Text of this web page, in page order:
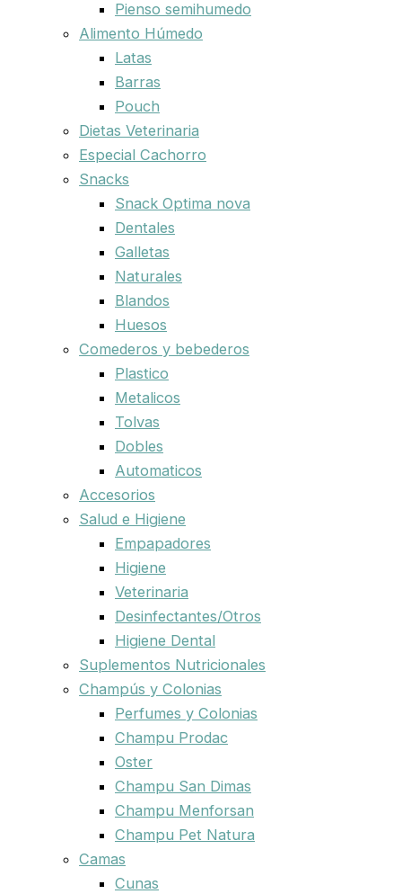
Pienso semihumedo
Alimento Húmedo
Latas
Barras
Pouch
Dietas Veterinaria
Especial Cachorro
Snacks
Snack Optima nova
Dentales
Galletas
Naturales
Blandos
Huesos
Comederos y bebederos
Plastico
Metalicos
Tolvas
Dobles
Automaticos
Accesorios
Salud e Higiene
Empapadores
Higiene
Veterinaria
Desinfectantes/Otros
Higiene Dental
Suplementos Nutricionales
Champús y Colonias
Perfumes y Colonias
Champu Prodac
Oster
Champu San Dimas
Champu Menforsan
Champu Pet Natura
Camas
Cunas